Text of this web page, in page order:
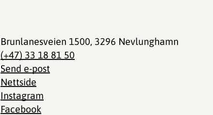
Brunlanesveien 1500, 3296 Nevlunghamn
(+47) 33 18 81 50
Send e-post
Nettside
Instagram
Facebook